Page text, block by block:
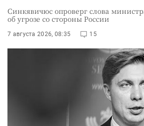
Синкявичюс опроверг слова
об угрозе со стороны России
7 августа 2026, 08:35 15